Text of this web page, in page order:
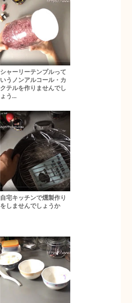
シャーリーテンプルって
いうノンアルコール・カ
クテルを作りませんでし
ょう...
自宅キッチンで燻製作り
をしませんでしょうか